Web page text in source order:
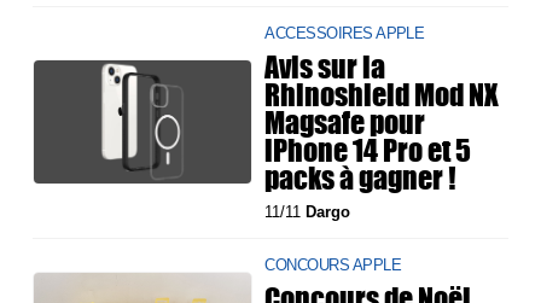
ACCESSOIRES APPLE
Avis sur la
Rhinoshield Mod NX
Magsafe pour
iPhone 14 Pro et 5
packs à gagner !
11/11Dargo
CONCOURS APPLE